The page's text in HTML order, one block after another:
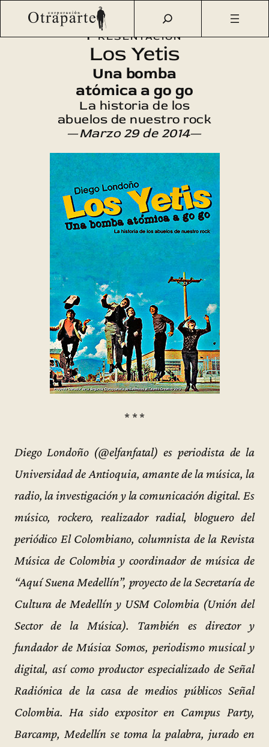
Saltar
Otraparte.org /Agenda Cultural Literatura Los Yetis
Presentación
Los Yetis
Una bomba
atómica a go go
La historia de los
abuelos de nuestro rock
—Marzo 29 de 2014—
* * *
Diego Londoño (@elfanfatal) es periodista de la
Universidad de Antioquia, amante de la música, la
radio, la investigación y la comunicación digital. Es
músico, rockero, realizador radial, bloguero del
periódico El Colombiano, columnista de la Revista
Música de Colombia y coordinador de música de
“Aquí Suena Medellín”, proyecto de la Secretaría de
Cultura de Medellín y USM Colombia (Unión del
Sector de la Música). También es director y
fundador de Música Somos, periodismo musical y
digital, así como productor especializado de Señal
Radiónica de la casa de medios públicos Señal
Colombia. Ha sido expositor en Campus Party,
Barcamp, Medellín se toma la palabra, jurado en